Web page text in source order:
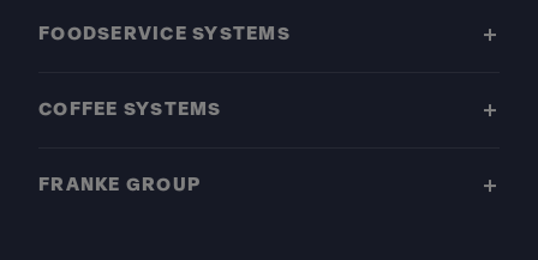
FOODSERVICE SYSTEMS
COFFEE SYSTEMS
FRANKE GROUP